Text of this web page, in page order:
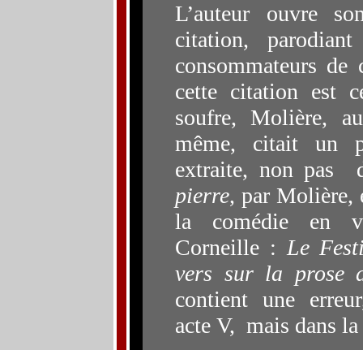
L’auteur ouvre
citation, parodi
consommateurs de
cette citation est
soufre, Molière,
même, citait un
extraite, non pas
pierre, par Molière,
la comédie en
Corneille : Le
vers sur la prose
contient une erreur
acte V, mais dans